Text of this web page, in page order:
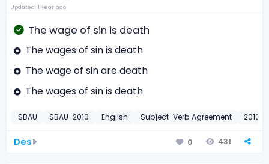
Updated: 1 year ago
The wage of sin is death
The wages of sin is death
The wage of sin are death
The wages of sin is death
SBAU SBAU-2010 English Subject-Verb Agreement 2010
Des 0 431